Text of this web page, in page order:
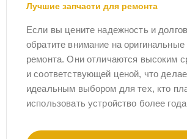
Лучшие запчасти для ремонта
Если вы цените надежность и
обратите внимание на оригинальные
ремонта. Они отличаются высоким
и соответствующей ценой, что
идеальным выбором для тех, кто
использовать устройство более